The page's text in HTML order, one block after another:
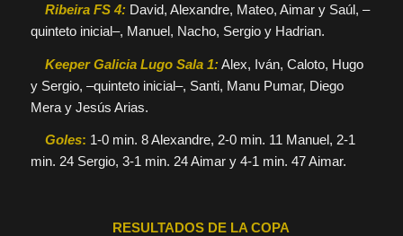
Ribeira FS 4: David, Alexandre, Mateo, Aimar y Saúl, –
quinteto inicial–, Manuel, Nacho, Sergio y Hadrian.
Keeper Galicia Lugo Sala 1: Alex, Iván, Caloto, Hugo
y Sergio, –quinteto inicial–, Santi, Manu Pumar, Diego
Mera y Jesús Arias.
Goles: 1-0 min. 8 Alexandre, 2-0 min. 11 Manuel, 2-1
min. 24 Sergio, 3-1 min. 24 Aimar y 4-1 min. 47 Aimar.
RESULTADOS DE LA COPA